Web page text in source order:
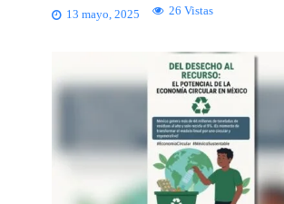
13 mayo, 2025 26 Vistas